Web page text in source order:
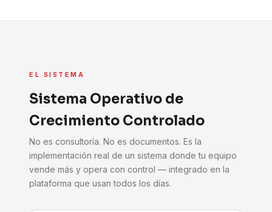
EL SISTEMA
Sistema Operativo de
Crecimiento Controlado
No es consultoría. No es documentos. Es la
implementación real de un sistema donde tu equipo
vende más y opera con control — integrado en la
plataforma que usan todos los días.